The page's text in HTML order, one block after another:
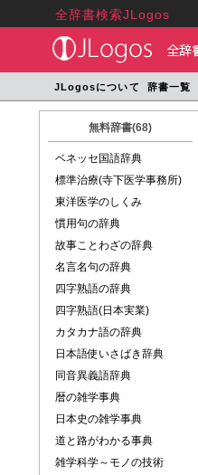
全辞書検索JLogos
JLogosについて 辞書一覧
無料辞書(68)
ベネッセ国語辞典
標準治療(寺下医学事務所)
東洋医学のしくみ
慣用句の辞典
故事ことわざの辞典
名言名句の辞典
四字熟語の辞典
四字熟語(日本実業)
カタカナ語の辞典
日本語使いさばき辞典
同音異義語辞典
暦の雑学事典
日本史の雑学事典
道と路がわかる事典
雑学科学～モノの技術